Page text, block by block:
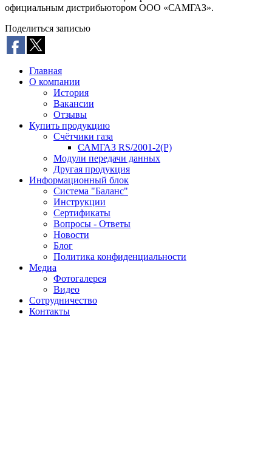
официальным дистрибьютором ООО «САМГАЗ».
Поделиться записью
Главная
О компании
История
Вакансии
Отзывы
Купить продукцию
Счётчики газа
САМГАЗ RS/2001-2(Р)
Модули передачи данных
Другая продукция
Информационный блок
Система "Баланс"
Инструкции
Cертификаты
Вопросы - Ответы
Новости
Блог
Политика конфиденциальности
Медиа
Фотогалерея
Видео
Сотрудничество
Контакты